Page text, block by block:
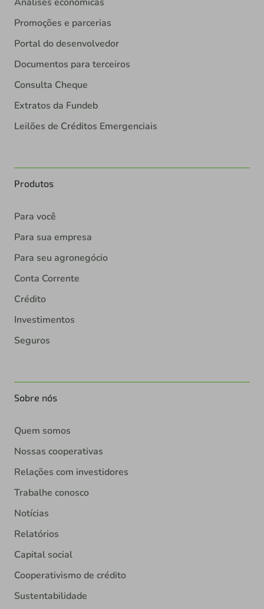
Promoções e parcerias
Portal do desenvolvedor
Documentos para terceiros
Consulta Cheque
Extratos da Fundeb
Leilões de Créditos Emergenciais
Produtos
Para você
Para sua empresa
Para seu agronegócio
Conta Corrente
Crédito
Investimentos
Seguros
Sobre nós
Quem somos
Nossas cooperativas
Relações com investidores
Trabalhe conosco
Notícias
Relatórios
Capital social
Cooperativismo de crédito
Sustentabilidade